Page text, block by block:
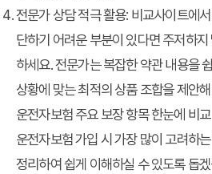
전문가 상담 적극 활용: 비교사이트에
단하기 어려운 부분이 있다면 주저하
하세요. 전문가는 복잡한 약관 내용을
상황에 맞는 최적의 상품 조합을 제안
운전자보험 주요 보장 항목 한눈에 비교
운전자보험 가입 시 가장 많이 고려하
정리하여 쉽게 이해하실 수 있도록 돕